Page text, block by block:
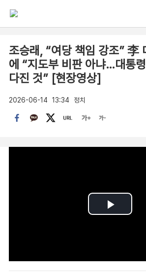
조승래, “여당 책임 강조” 李
에 “지도부 비판 아냐…대통
다진 것” [현장영상]
2026-06-14 13:34 정치